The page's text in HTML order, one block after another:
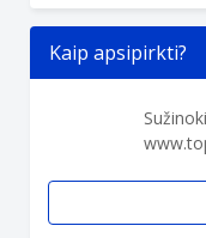
Kaip apsipirkti?